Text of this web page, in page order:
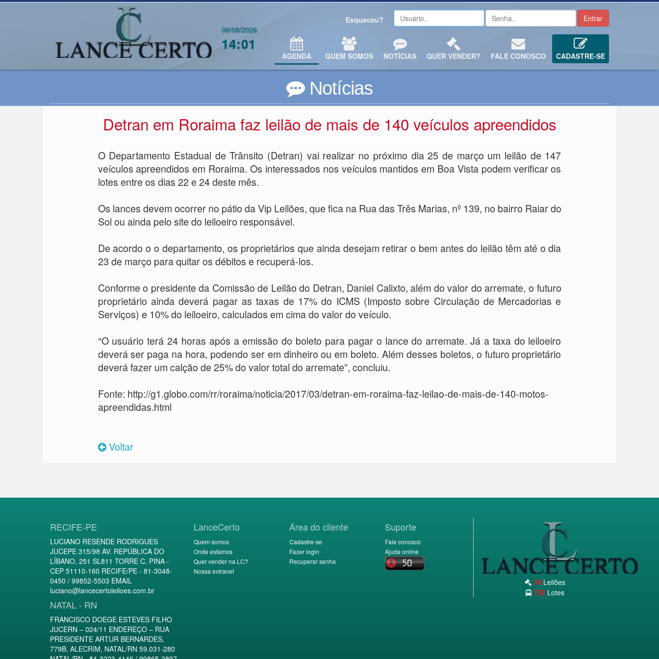
06/08/2026
14:01
Esqueceu?
AGENDA QUEM SOMOS NOTÍCIAS QUER VENDER? FALE CONOSCO CADASTRE-SE
Notícias
Detran em Roraima faz leilão de mais de 140 veículos apreendidos
O Departamento Estadual de Trânsito (Detran) vai realizar no próximo dia 25 de março um leilão de 147
veículos apreendidos em Roraima. Os interessados nos veículos mantidos em Boa Vista podem verificar os
lotes entre os dias 22 e 24 deste mês.
Os lances devem ocorrer no pátio da Vip Leilões, que fica na Rua das Três Marias, nº 139, no bairro Raiar do
Sol ou ainda pelo site do leiloeiro responsável.
De acordo o o departamento, os proprietários que ainda desejam retirar o bem antes do leilão têm até o dia
23 de março para quitar os débitos e recuperá-los.
Conforme o presidente da Comissão de Leilão do Detran, Daniel Calixto, além do valor do arremate, o futuro
proprietário ainda deverá pagar as taxas de 17% do ICMS (Imposto sobre Circulação de Mercadorias e
Serviços) e 10% do leiloeiro, calculados em cima do valor do veículo.
“O usuário terá 24 horas após a emissão do boleto para pagar o lance do arremate. Já a taxa do leiloeiro
deverá ser paga na hora, podendo ser em dinheiro ou em boleto. Além desses boletos, o futuro proprietário
deverá fazer um calção de 25% do valor total do arremate”, concluiu.
Fonte: http://g1.globo.com/rr/roraima/noticia/2017/03/detran-em-roraima-faz-leilao-de-mais-de-140-motos-
apreendidas.html
Voltar
RECIFE-PE
LUCIANO RESENDE RODRIGUES
JUCEPE 315/98 AV. REPÚBLICA DO
LÍBANO, 251 SL811 TORRE C, PINA -
CEP 51110-160 RECIFE/PE - 81-3048-
0450 / 99852-5503 EMAIL
luciano@lancecertoleiloes.com.br
NATAL - RN
FRANCISCO DOEGE ESTEVES FILHO
JUCERN – 024/11 ENDEREÇO – RUA
PRESIDENTE ARTUR BERNARDES,
779B, ALECRIM, NATAL/RN 59.031-280
LanceCerto
Quem somos
Onde estamos
Quer vender na LC?
Nossa extranet
Área do cliente
Cadastre-se
Fazer login
Recuperar senha
Suporte
Fale conosco
Ajuda online
38Leilões
782Lotes